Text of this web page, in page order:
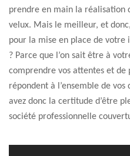
prendre en main la réalisation
velux. Mais le meilleur, et
pour la mise en place de votre
? Parce que l’on sait être à
comprendre vos attentes et de
répondent à l’ensemble de
avez donc la certitude d’être
société professionnelle